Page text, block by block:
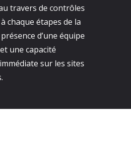
travers de contrôles
chaque étapes de la
d’une équipe
une capacité
sur les sites